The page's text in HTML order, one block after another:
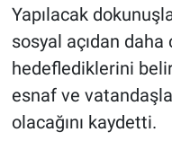
Yapılacak
sosyal açıdan daha
hedeflediklerini
esnaf ve
olacağını kaydetti.